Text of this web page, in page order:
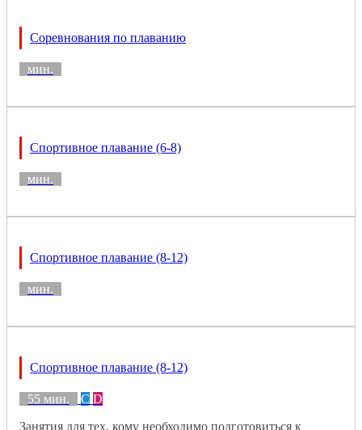
Соревнования по плаванию
мин.
Спортивное плавание (6-8)
мин.
Спортивное плавание (8-12)
мин.
Спортивное плавание (8-12)
55 мин. C D
Занятия для тех, кому необходимо подготовиться к